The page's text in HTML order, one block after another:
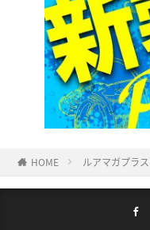
HOME ルアマガプラス